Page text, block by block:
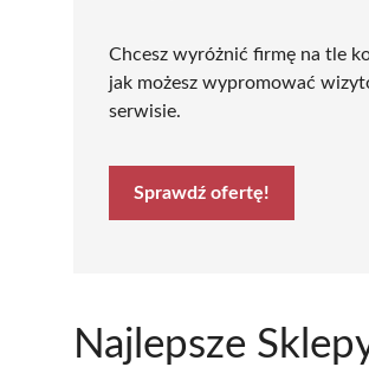
Chcesz wyróżnić firmę na tle
jak możesz wypromować
serwisie.
Sprawdź ofertę!
Najlepsze